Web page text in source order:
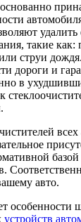
удалить
такие как:
струи
дороги и
в
авто.
особенности
устройств